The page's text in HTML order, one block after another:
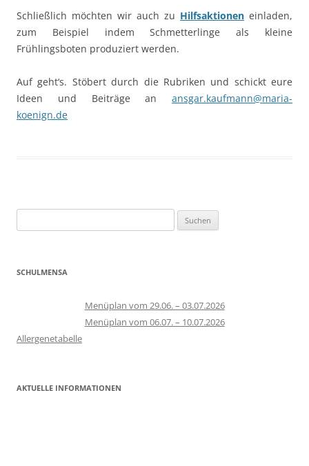
Schließlich möchten wir auch zu Hilfsaktionen einladen,
zum Beispiel indem Schmetterlinge als kleine
Frühlingsboten produziert werden.
Auf geht‘s. Stöbert durch die Rubriken und schickt eure
Ideen und Beiträge an ansgar.kaufmann@maria-
koenign.de
nach:
SCHULMENSA
Menüplan vom 29.06. – 03.07.2026
Menüplan vom 06.07. – 10.07.2026
Allergenetabelle
AKTUELLE INFORMATIONEN